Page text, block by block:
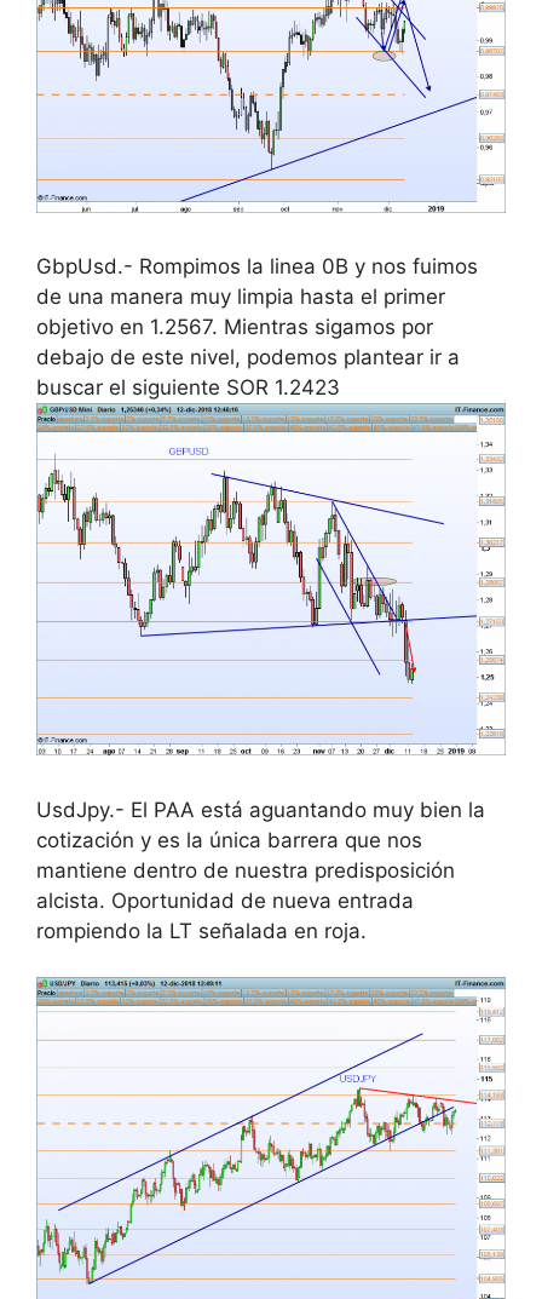
GbpUsd.- Rompimos la linea 0B y nos fuimos
de una manera muy limpia hasta el primer
objetivo en 1.2567. Mientras sigamos por
debajo de este nivel, podemos plantear ir a
buscar el siguiente SOR 1.2423
UsdJpy.- El PAA está aguantando muy bien la
cotización y es la única barrera que nos
mantiene dentro de nuestra predisposición
alcista. Oportunidad de nueva entrada
rompiendo la LT señalada en roja.